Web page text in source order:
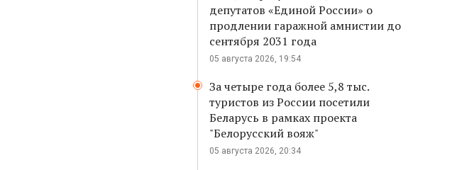
депутатов «Единой России» о
продлении гаражной амнистии до
сентября 2031 года
05 августа 2026, 19:54
За четыре года более 5,8 тыс.
туристов из России посетили
Беларусь в рамках проекта
"Белорусский вояж"
05 августа 2026, 20:34